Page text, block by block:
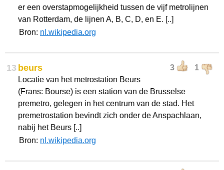
er een overstapmogelijkheid tussen de vijf metrolijnen
van Rotterdam, de lijnen A, B, C, D, en E. [..]
Bron: nl.wikipedia.org
13 3 1
beurs
Locatie van het metrostation Beurs
(Frans: Bourse) is een station van de Brusselse
premetro, gelegen in het centrum van de stad. Het
premetrostation bevindt zich onder de Anspachlaan,
nabij het Beurs [..]
Bron: nl.wikipedia.org